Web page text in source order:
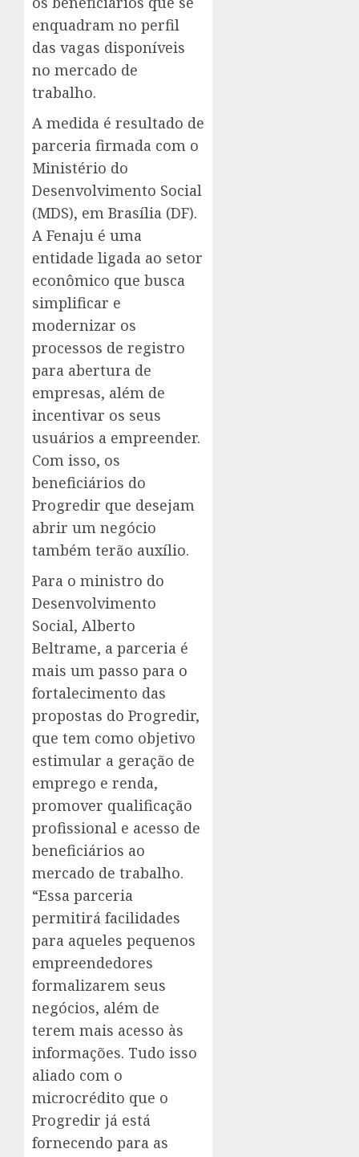
enquadram no perfil
das vagas disponíveis
no mercado de
trabalho.
A medida é resultado de
parceria firmada com o
Ministério do
Desenvolvimento Social
(MDS), em Brasília (DF).
A Fenaju é uma
entidade ligada ao setor
econômico que busca
simplificar e
modernizar os
processos de registro
para abertura de
empresas, além de
incentivar os seus
usuários a empreender.
Com isso, os
beneficiários do
Progredir que desejam
abrir um negócio
também terão auxílio.
Para o ministro do
Desenvolvimento
Social, Alberto
Beltrame, a parceria é
mais um passo para o
fortalecimento das
propostas do Progredir,
que tem como objetivo
estimular a geração de
emprego e renda,
promover qualificação
profissional e acesso de
beneficiários ao
mercado de trabalho.
“Essa parceria
permitirá facilidades
para aqueles pequenos
empreendedores
formalizarem seus
negócios, além de
terem mais acesso às
informações. Tudo isso
aliado com o
microcrédito que o
Progredir já está
fornecendo para as